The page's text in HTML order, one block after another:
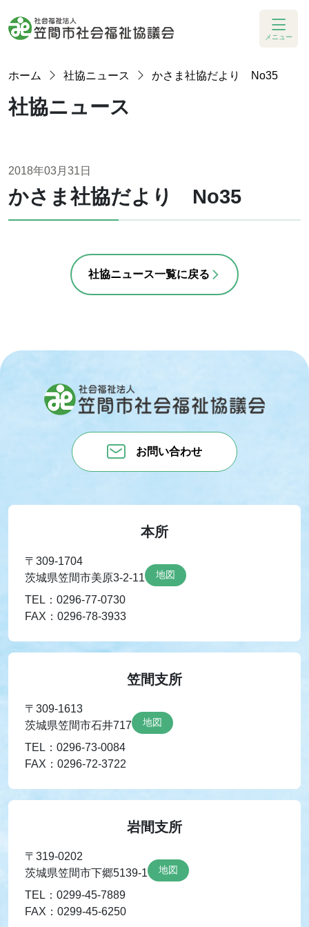
メニュー
ホーム 社協ニュース かさま社協だより No35
社協ニュース
2018年03月31日
かさま社協だより No35
社協ニュース一覧に戻る
お問い合わせ
本所
〒309-1704
茨城県笠間市美原3-2-11
地図
TEL：0296-77-0730
FAX：0296-78-3933
笠間支所
〒309-1613
茨城県笠間市石井717
地図
TEL：0296-73-0084
FAX：0296-72-3722
岩間支所
〒319-0202
茨城県笠間市下郷5139-1
地図
TEL：0299-45-7889
FAX：0299-45-6250